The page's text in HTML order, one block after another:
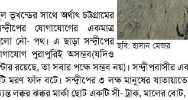
ছবি: হাসান মেজর
ভূখন্ডের সাথে অর্থাৎ চট্টগ্রামের
যোগাযোগের একমাত্র
নৌ- পথ। এ ছাড়া সন্দ্বীপের
পুরাপুরিই অসম্ভব(যদিও
রয়েছে, তা সবার পক্ষে সম্ভব নয়)।
মরণ ফাঁদ বটে। সন্দ্বীপের ৩ লক্ষ মানুষের
লক্কর ঝক্কর মার্কা ছোট একটি সী- ট্রাক, মালের